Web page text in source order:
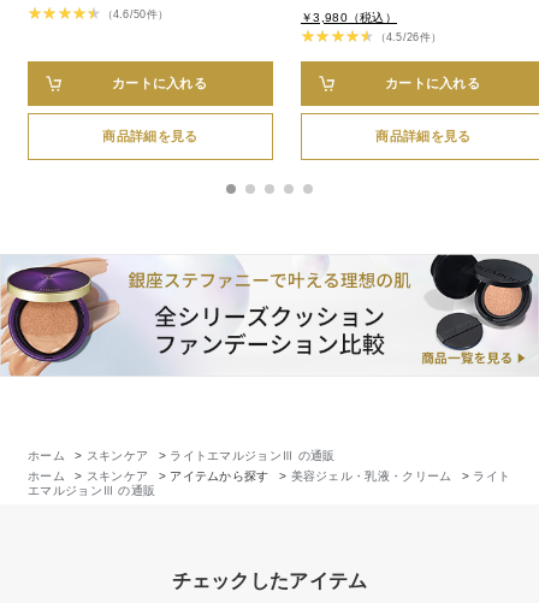
（4.6/50件）
カートに入れる
商品詳細を見る
￥3,980（税込）
（4.5/26件）
カートに入れる
商品詳細を見る
ホーム > スキンケア > ライトエマルジョンⅢ の通販
ホーム
> スキンケア > アイテムから探す > 美容ジェル・乳液・クリーム > ライト
エマルジョンⅢ の通販
チェックしたアイテム